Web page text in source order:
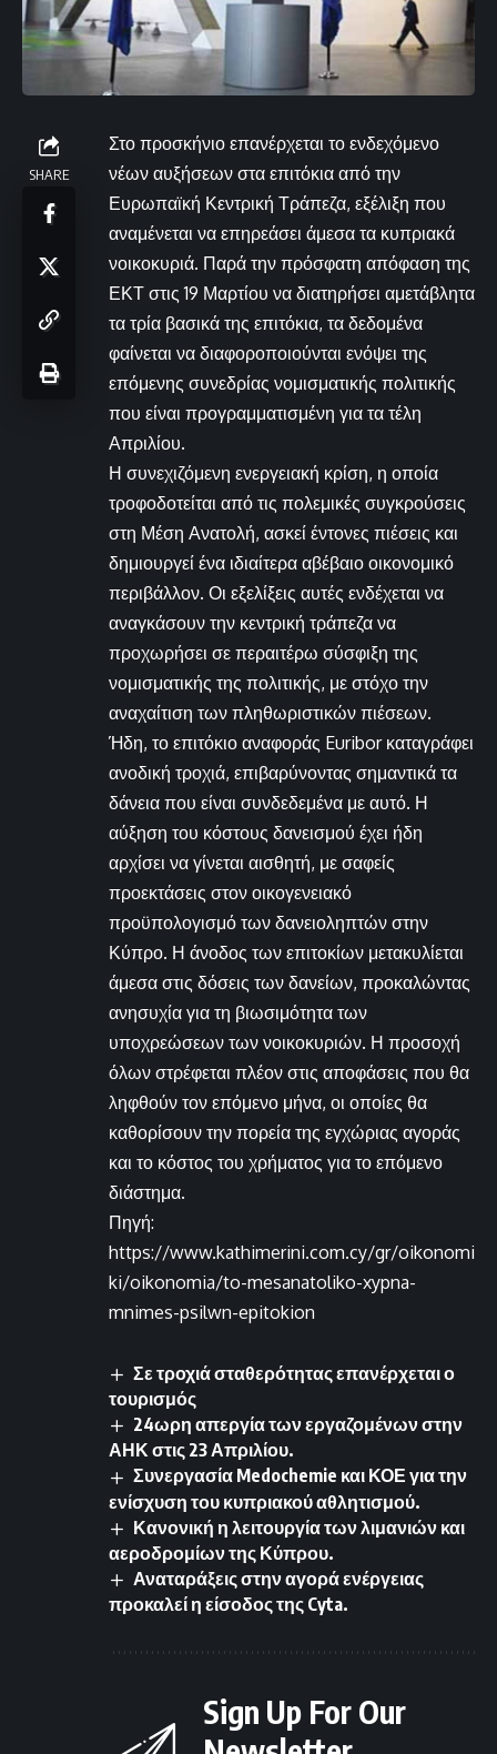
SHARE
Στο προσκήνιο επανέρχεται το ενδεχόμενο
νέων αυξήσεων στα επιτόκια από την
Ευρωπαϊκή Κεντρική Τράπεζα, εξέλιξη που
αναμένεται να επηρεάσει άμεσα τα κυπριακά
νοικοκυριά. Παρά την πρόσφατη απόφαση της
ΕΚΤ στις 19 Μαρτίου να διατηρήσει αμετάβλητα
τα τρία βασικά της επιτόκια, τα δεδομένα
φαίνεται να διαφοροποιούνται ενόψει της
επόμενης συνεδρίας νομισματικής πολιτικής
που είναι προγραμματισμένη για τα τέλη
Απριλίου.
Η συνεχιζόμενη ενεργειακή κρίση, η οποία
τροφοδοτείται από τις πολεμικές συγκρούσεις
στη Μέση Ανατολή, ασκεί έντονες πιέσεις και
δημιουργεί ένα ιδιαίτερα αβέβαιο οικονομικό
περιβάλλον. Οι εξελίξεις αυτές ενδέχεται να
αναγκάσουν την κεντρική τράπεζα να
προχωρήσει σε περαιτέρω σύσφιξη της
νομισματικής της πολιτικής, με στόχο την
αναχαίτιση των πληθωριστικών πιέσεων.
Ήδη, το επιτόκιο αναφοράς Euribor καταγράφει
ανοδική τροχιά, επιβαρύνοντας σημαντικά τα
δάνεια που είναι συνδεδεμένα με αυτό. Η
αύξηση του κόστους δανεισμού έχει ήδη
αρχίσει να γίνεται αισθητή, με σαφείς
προεκτάσεις στον οικογενειακό
προϋπολογισμό των δανειοληπτών στην
Κύπρο. Η άνοδος των επιτοκίων μετακυλίεται
άμεσα στις δόσεις των δανείων, προκαλώντας
ανησυχία για τη βιωσιμότητα των
υποχρεώσεων των νοικοκυριών. Η προσοχή
όλων στρέφεται πλέον στις αποφάσεις που θα
ληφθούν τον επόμενο μήνα, οι οποίες θα
καθορίσουν την πορεία της εγχώριας αγοράς
και το κόστος του χρήματος για το επόμενο
διάστημα.
Πηγή:
https://www.kathimerini.com.cy/gr/oikonomi
ki/oikonomia/to-mesanatoliko-xypna-
mnimes-psilwn-epitokion
Σε τροχιά σταθερότητας επανέρχεται ο
τουρισμός
24ωρη απεργία των εργαζομένων στην
ΑΗΚ στις 23 Απριλίου.
Συνεργασία Medochemie και ΚΟΕ για την
ενίσχυση του κυπριακού αθλητισμού.
Κανονική η λειτουργία των λιμανιών και
αεροδρομίων της Κύπρου.
Αναταράξεις στην αγορά ενέργειας
προκαλεί η είσοδος της Cyta.
Sign Up For Our